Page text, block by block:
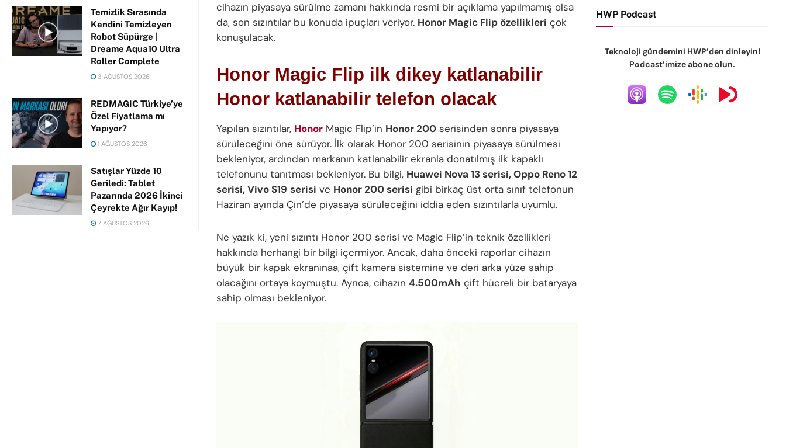
Temizlik Sırasında
Kendini Temizleyen
Robot Süpürge |
Dreame Aqua10 Ultra
Roller Complete
3 AĞUSTOS 2026
REDMAGIC Türkiye’ye
Özel Fiyatlama mı
Yapıyor?
1 AĞUSTOS 2026
Satışlar Yüzde 10
Geriledi: Tablet
Pazarında 2026 İkinci
Çeyrekte Ağır Kayıp!
7 AĞUSTOS 2026
cihazın piyasaya sürülme zamanı hakkında resmi bir açıklama yapılmamış olsa
da, son sızıntılar bu konuda ipuçları veriyor. Honor Magic Flip özellikleri çok
konuşulacak.
Honor Magic Flip ilk dikey katlanabilir
Honor katlanabilir telefon olacak
Yapılan sızıntılar, Honor Magic Flip’in Honor 200 serisinden sonra piyasaya
sürüleceğini öne sürüyor. İlk olarak Honor 200 serisinin piyasaya sürülmesi
bekleniyor, ardından markanın katlanabilir ekranla donatılmış ilk kapaklı
telefonunu tanıtması bekleniyor. Bu bilgi, Huawei Nova 13 serisi, Oppo Reno 12
serisi, Vivo S19 serisi ve Honor 200 serisi gibi birkaç üst orta sınıf telefonun
Haziran ayında Çin’de piyasaya sürüleceğini iddia eden sızıntılarla uyumlu.
Ne yazık ki, yeni sızıntı Honor 200 serisi ve Magic Flip’in teknik özellikleri
hakkında herhangi bir bilgi içermiyor. Ancak, daha önceki raporlar cihazın
büyük bir kapak ekranınaa, çift kamera sistemine ve deri arka yüze sahip
olacağını ortaya koymuştu. Ayrıca, cihazın 4.500mAh çift hücreli bir bataryaya
sahip olması bekleniyor.
HWP Podcast
Teknoloji gündemini HWP’den dinleyin!
Podcast’imize abone olun.